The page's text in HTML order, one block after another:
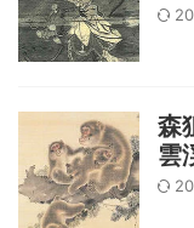
森
雲